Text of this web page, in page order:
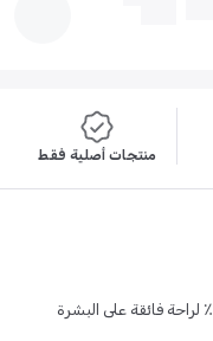
منتجات أصلية فقط
حفاضات مصنوعة من ألياف الخيزران الطبيعية ١٠٠٪ لراحة فائقة على البشرة